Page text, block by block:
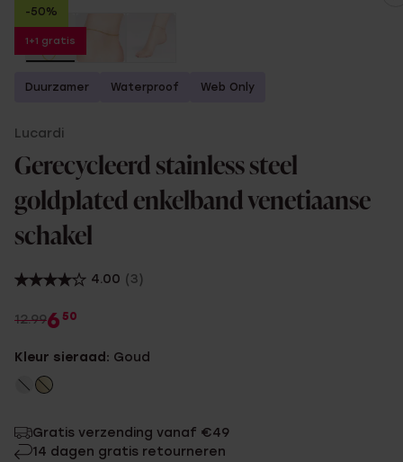
-50%
1+1 gratis
Duurzamer Waterproof Web Only
Lucardi
Gerecycleerd stainless steel
goldplated enkelband venetiaanse
schakel
4.00 (3)
12.996 50
Kleur sieraad: Goud
Gratis verzending vanaf €49
14 dagen gratis retourneren